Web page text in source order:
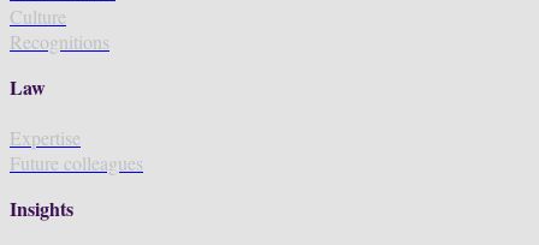
Culture
Recognitions
Law
Expertise
Future colleagues
Insights